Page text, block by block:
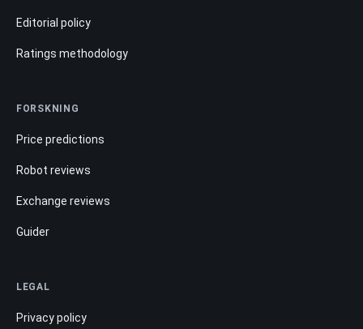
Editorial policy
Ratings methodology
FORSKNING
Price predictions
Robot reviews
Exchange reviews
Guider
LEGAL
Privacy policy